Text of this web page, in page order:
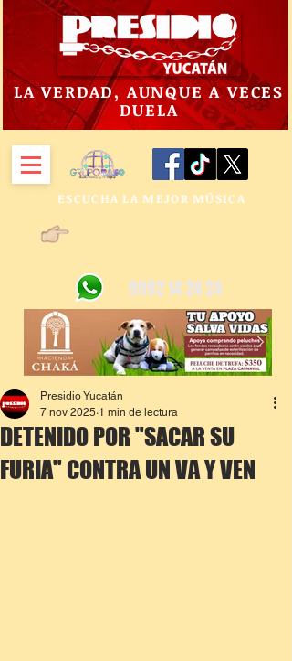
LA VERDAD, AUNQUE A VECES
DUELA
ESCUCHA LA MEJOR MÚSICA
9992 14 24 24
DETENIDO POR "SACAR SU
FURIA" CONTRA UN VA Y VEN
Presidio Yucatán
7 nov 2025 1 min de lectura